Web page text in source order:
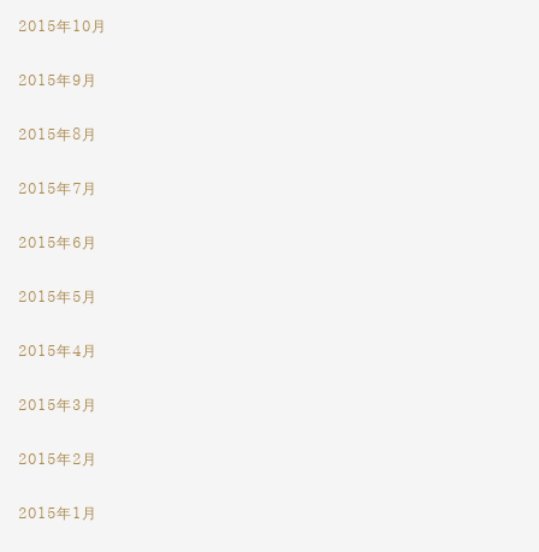
2015年10月
2015年9月
2015年8月
2015年7月
2015年6月
2015年5月
2015年4月
2015年3月
2015年2月
2015年1月